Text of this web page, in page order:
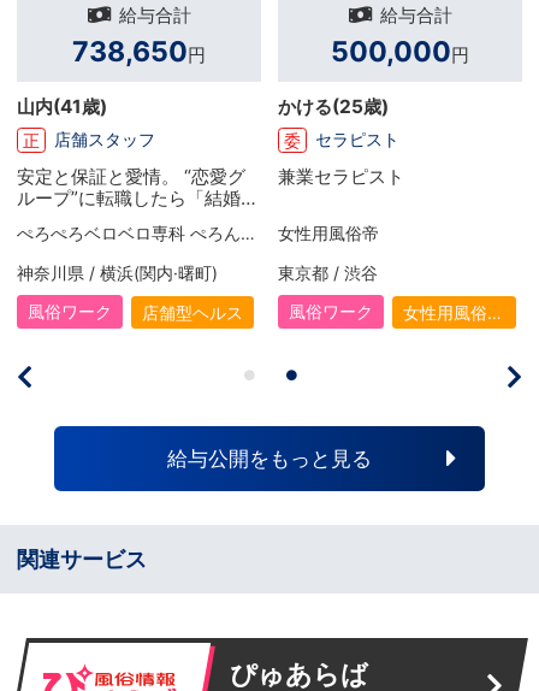
給与合計
738,650円
山内(41歳)
正 店舗スタッフ
安定と保証と愛情。 “恋愛グ
ループ”に転職したら「結婚で
きました（笑）」
ぺろぺろベロベロ専科 ぺろんちょ
神奈川県 / 横浜(関内·曙町)
風俗ワーク
店舗型ヘルス
給与合計
500,000円
かける(25歳)
委 セラピスト
兼業セラピスト
女性用風俗帝
東京都 / 渋谷
風俗ワーク
女性用風俗
給与公開をもっと見る
関連サービス
ぴゅあらば